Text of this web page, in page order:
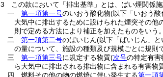
3
この款において「排出基準」とは、ばい煙関係
一
第一項第一号のいおう酸化物(以下「いおう
大気中に排出するために設けられた煙突その他
則で定める方法により補正を加えたものをいう
二
第一項第二号のばいじん(以下「ばいじん」と
の量について、施設の種類及び規模ごとに規則
三
第一項第三号に規定する物質(次号の特定有害
ら大気中に排出される排出物に含まれる有害
四
燃料その他の物の燃焼に伴い発生する第一項